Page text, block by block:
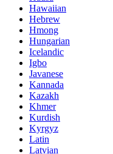
Hawaiian
Hebrew
Hmong
Hungarian
Icelandic
Igbo
Javanese
Kannada
Kazakh
Khmer
Kurdish
Kyrgyz
Latin
Latvian